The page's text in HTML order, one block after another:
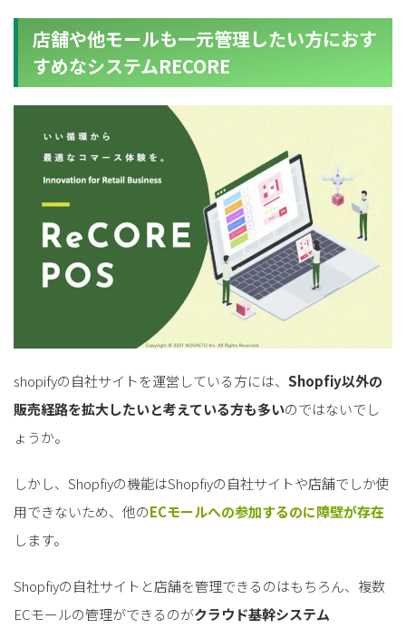
店舗や他モールも一元管理したい方におす
すめなシステムRECORE
shopifyの自社サイトを運営している方には、 Shopfiy以外の
販売経路を拡大したいと考えている方も多いのではないでし
ょうか。
しかし、Shopfiyの機能はShopfiyの自社サイトや店舗でしか使
用できないため、他のECモールへの参加するのに障壁が存在
します。
Shopfiyの自社サイトと店舗を管理できるのはもちろん、複数
ECモールの管理ができるのがクラウド基幹システム